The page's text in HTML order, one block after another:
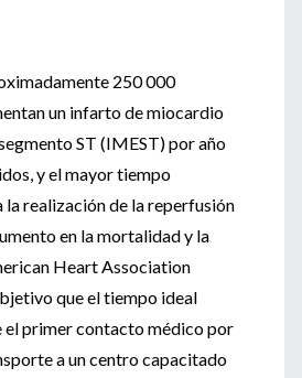
250 000
un infarto de miocardio
ST (IMEST) por año
y el mayor tiempo
realización de la reperfusión
en la mortalidad y la
Heart Association
que el tiempo ideal
primer contacto médico por
a un centro capacitado